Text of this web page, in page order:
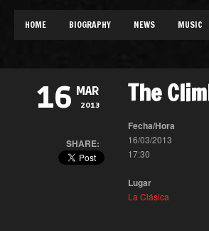
HOME BIOGRAPHY NEWS MUSIC
16 MAR
2013
SHARE:
The
Fecha/Hora
16/03/2013
17:30
Lugar
La Clásica